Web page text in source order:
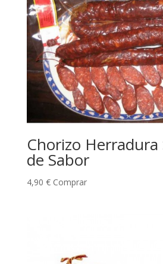
Chorizo Herradura
de Sabor
4,90 € Comprar